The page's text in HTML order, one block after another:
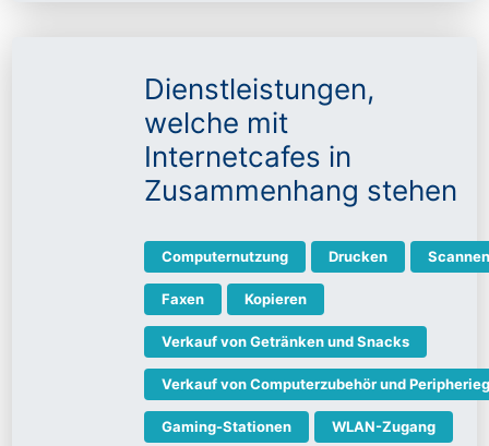
Dienstleistungen,
welche mit
Internetcafes in
Zusammenhang stehen
Computernutzung Drucken Scannen
Faxen Kopieren
Verkauf von Getränken und Snacks
Verkauf von Computerzubehör und
Gaming-Stationen WLAN-Zugang